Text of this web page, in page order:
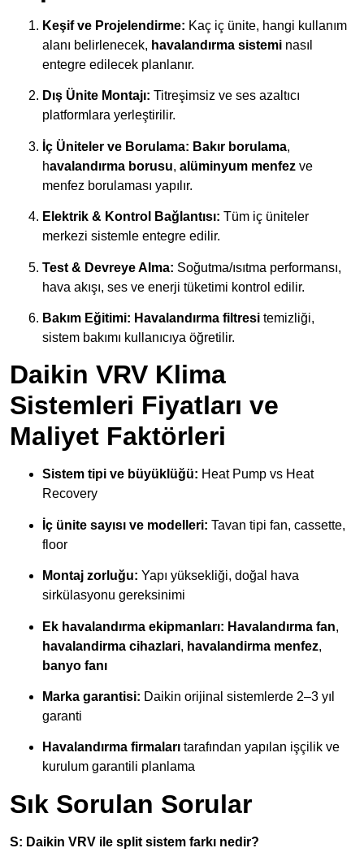
Keşif ve Projelendirme: Kaç iç ünite, hangi kullanım
alanı belirlenecek, havalandırma sistemi nasıl
entegre edilecek planlanır.
Dış Ünite Montajı: Titreşimsiz ve ses azaltıcı
platformlara yerleştirilir.
İç Üniteler ve Borulama: Bakır borulama,
havalandırma borusu, alüminyum menfez ve
menfez borulaması yapılır.
Elektrik & Kontrol Bağlantısı: Tüm iç üniteler
merkezi sistemle entegre edilir.
Test & Devreye Alma: Soğutma/ısıtma performansı,
hava akışı, ses ve enerji tüketimi kontrol edilir.
Bakım Eğitimi: Havalandırma filtresi temizliği,
sistem bakımı kullanıcıya öğretilir.
Daikin VRV Klima
Sistemleri Fiyatları ve
Maliyet Faktörleri
Sistem tipi ve büyüklüğü: Heat Pump vs Heat
Recovery
İç ünite sayısı ve modelleri: Tavan tipi fan, cassette,
floor
Montaj zorluğu: Yapı yüksekliği, doğal hava
sirkülasyonu gereksinimi
Ek havalandırma ekipmanları: Havalandırma fan,
havalandirma cihazlari, havalandirma menfez,
banyo fanı
Marka garantisi: Daikin orijinal sistemlerde 2–3 yıl
garanti
Havalandırma firmaları tarafından yapılan işçilik ve
kurulum garantili planlama
Sık Sorulan Sorular
S: Daikin VRV ile split sistem farkı nedir?